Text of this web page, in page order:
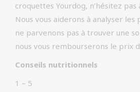
croquettes Yourdog, n’hésitez pas
Nous vous aiderons à analyser les
ne parvenons pas à trouver une
nous vous rembourserons le prix
Conseils nutritionnels
1 – 5